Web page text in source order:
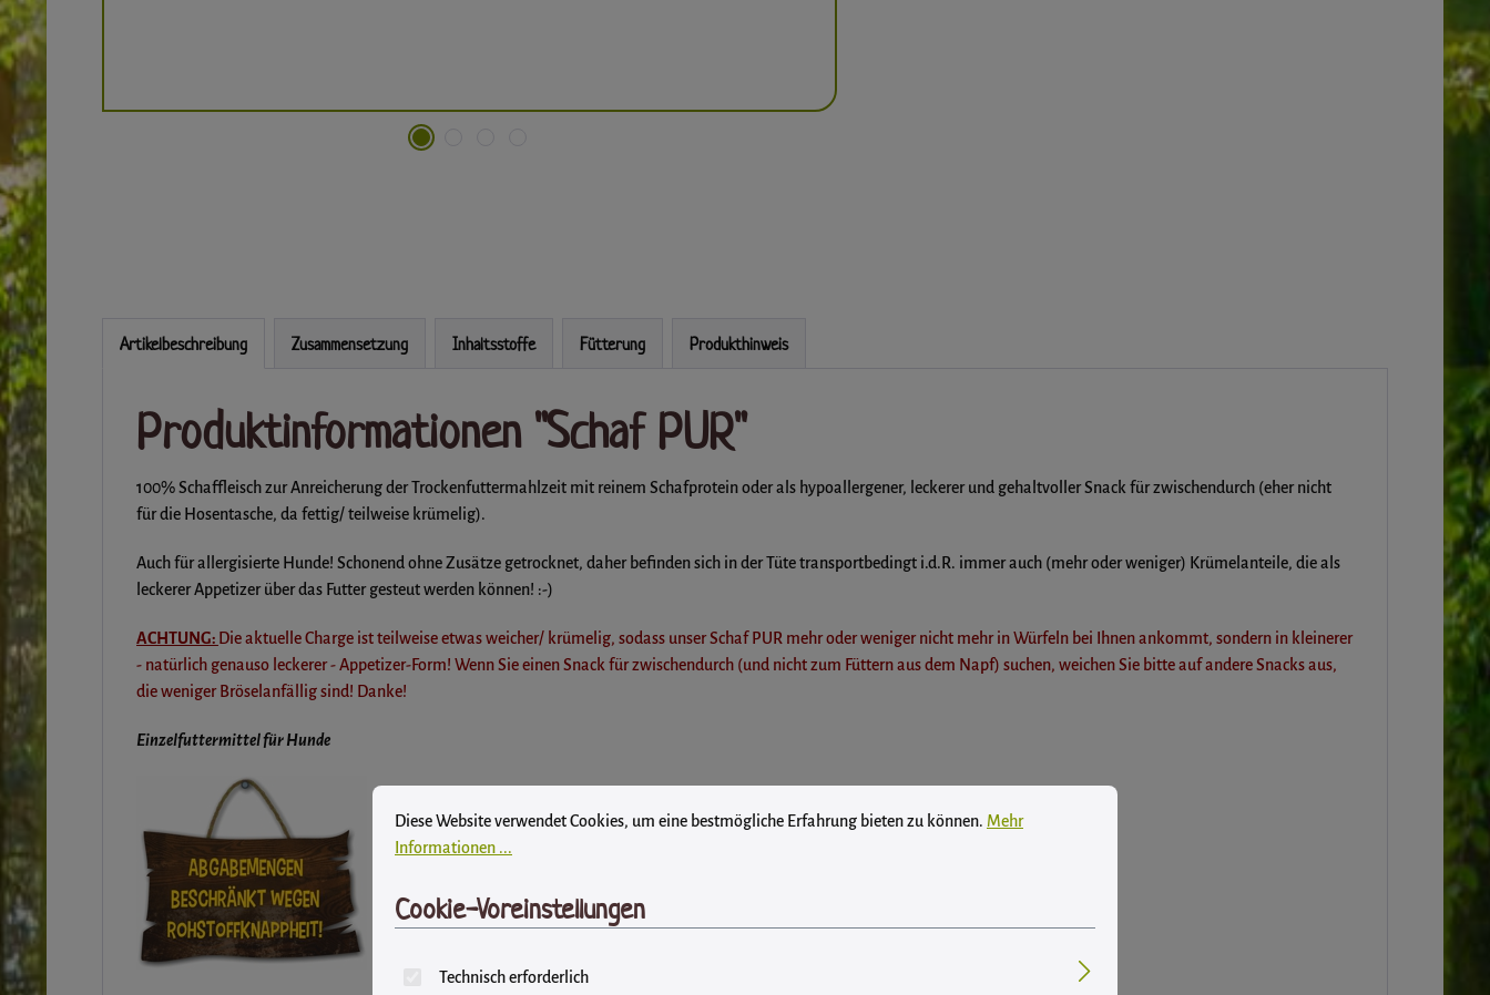
Artikelbeschreibung Zusammensetzung Inhaltsstoffe Fütterung Produkthinweis
Produktinformationen "Schaf PUR"
100% Schaffleisch zur Anreicherung der Trockenfuttermahlzeit mit reinem Schafprotein oder als hypoallergener, leckerer und gehaltvoller Snack für zwischendurch (eher nicht
für die Hosentasche, da fettig/ teilweise krümelig).
Auch für allergisierte Hunde! Schonend ohne Zusätze getrocknet, daher befinden sich in der Tüte transportbedingt i.d.R. immer auch (mehr oder weniger) Krümelanteile, die als
leckerer Appetizer über das Futter gesteut werden können! :-)
ACHTUNG: Die aktuelle Charge ist teilweise etwas weicher/ krümelig, sodass unser Schaf PUR mehr oder weniger nicht mehr in Würfeln bei Ihnen ankommt, sondern in kleinerer
- natürlich genauso leckerer - Appetizer-Form! Wenn Sie einen Snack für zwischendurch (und nicht zum Füttern aus dem Napf) suchen, weichen Sie bitte auf andere Snacks aus,
die weniger Bröselanfällig sind! Danke!
Einzelfuttermittel für Hunde
Cookie-Voreinstellungen
Diese Website verwendet Cookies, um eine bestmögliche Erfahrung bieten zu können.
Mehr Informationen ...
Diese Website verwendet Cookies, um eine bestmögliche Erfahrung bieten zu können. Mehr
Informationen ...
Cookie-Voreinstellungen
Technisch erforderlich